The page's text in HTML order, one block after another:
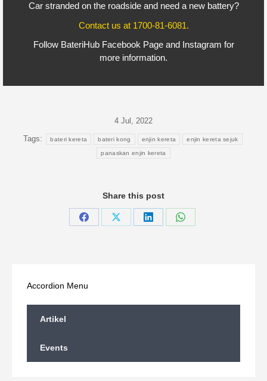
Car stranded on the roadside and need a new battery?
Contact us at 1700-81-6081.
Follow BateriHub Facebook Pageand Instagram for
more information.
4 Jul, 2022
Tags: bateri kereta bateri kong enjin kereta enjin kereta sejuk
panaskan enjin kereta
Share this post
Share
Share
Share
Share
Accordion Menu
Artikel
Events